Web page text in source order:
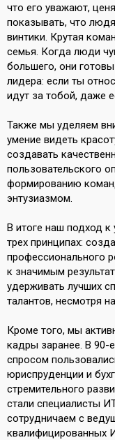
что его уважают,
показывать, что
винтики. Крутая
семья. Когда люди
большего, они
лидера: если ты
идут за тобой, даже
Также мы уделяем
умение видеть
создавать
пользовательского
формированию
энтузиазмом.
В итоге наш подход к
трех принципах:
профессионального
к значимым
удерживать лучших
талантов, несмотря
Кроме того, мы
кадры заранее. В 90-
спросом
юриспруденции и
стремительного
стали специалисты
сотрудничаем с
квалифицированных